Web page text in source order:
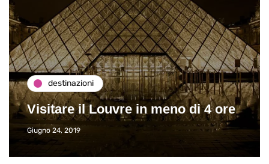
destinazioni
Visitare il Louvre in meno di 4 ore
Giugno 24, 2019